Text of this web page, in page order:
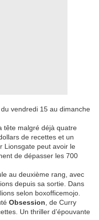
vendredi 15 au dimanche
tête malgré déjà quatre
de recettes et un
Lionsgate peut avoir le
de dépasser les 700
au deuxième rang, avec
depuis sa sortie. Dans
selon boxofficemojo.
Obsession , de Curry
Un thriller d’épouvante